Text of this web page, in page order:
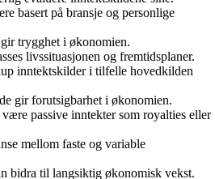
basert på bransje og personlige
trygghet i økonomien.
livssituasjonen og fremtidsplaner.
inntektskilder i tilfelle hovedkilden
gir forutsigbarhet i økonomien.
passive inntekter som royalties eller
mellom faste og variable
bidra til langsiktig økonomisk vekst.